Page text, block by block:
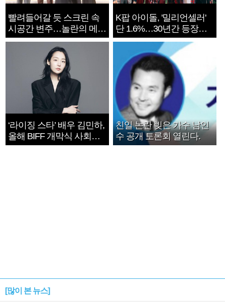
빨려들어갈 듯 스크린 속
시공간 변주…놀란의 메시
지는 ‘전쟁 속죄’
K팝 아이돌, '밀리언셀러'
단 1.6%…30년간 등장
1182개팀 전수조사
‘라이징 스타’ 배우 김민하,
올해 BIFF 개막식 사회자
확정
친일 논란 빚은 가수 남인
수 공개 토론회 열린다.
[많이 본 뉴스]